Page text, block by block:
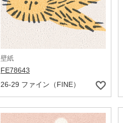
壁紙
FE78643
26-29 ファイン（FINE）